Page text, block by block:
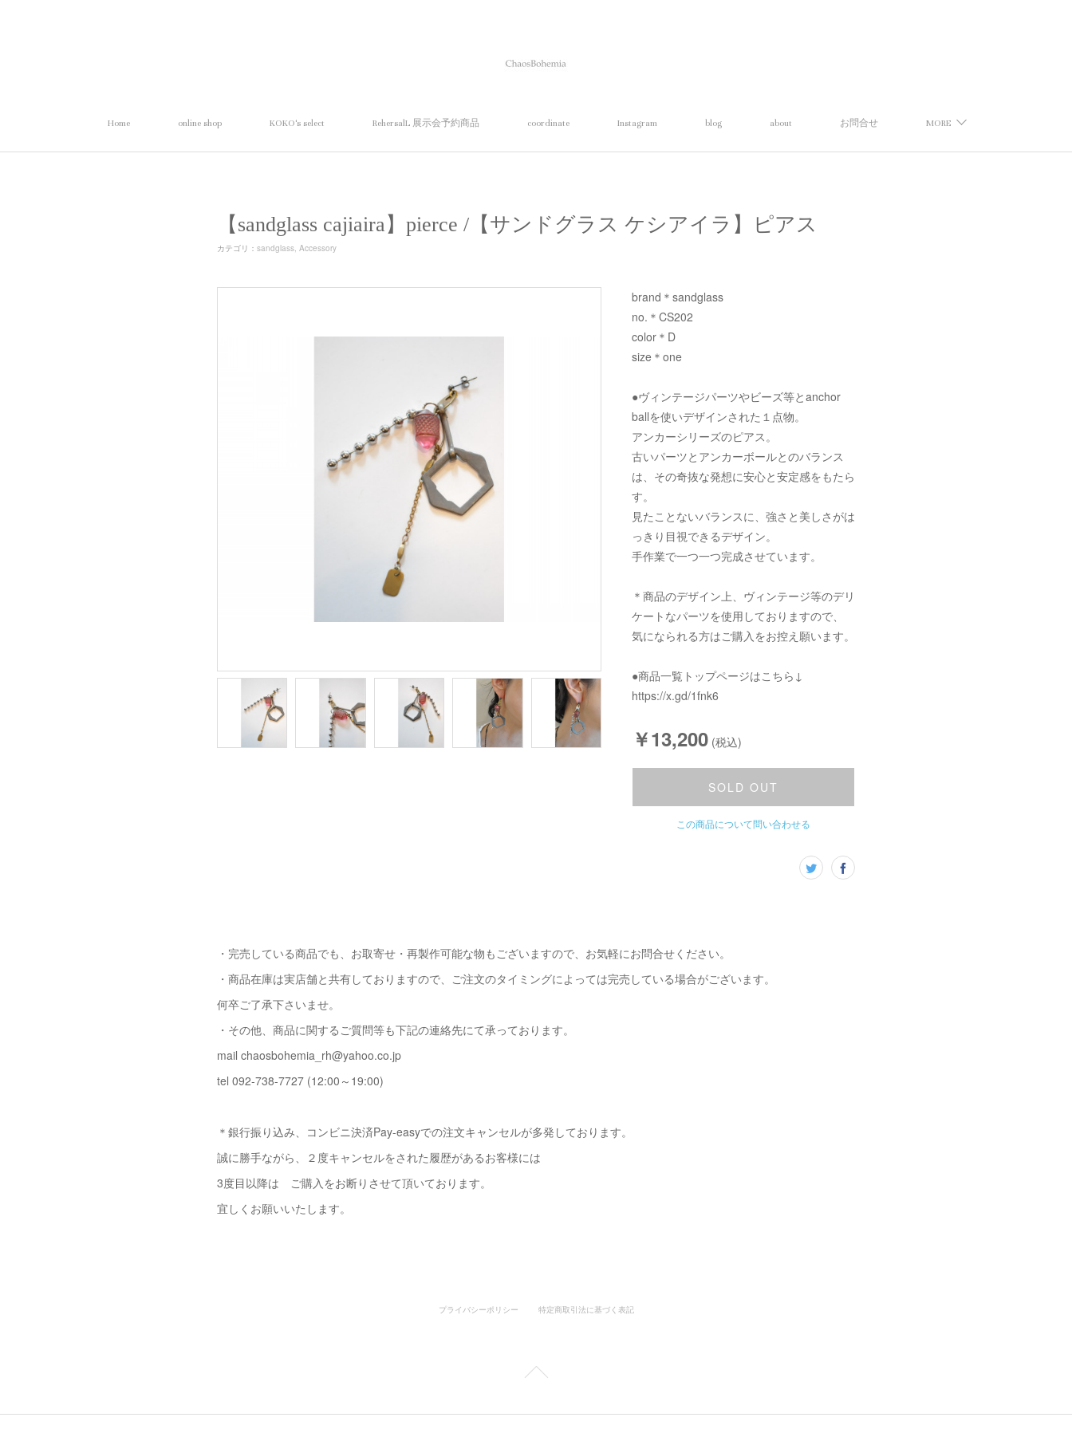
Home online shop KOKO's select RehersalL 展示会予約商品 coordinate Instagram blog about お問合せ MORE
【sandglass cajiaira】pierce /【サンドグラス ケシアイラ】ピアス
カテゴリ ： sandglass Accessory
brand＊sandglass
no.＊CS202
color＊D
size＊one
●ヴィンテージパーツやビーズ等とanchor
ballを使いデザインされた１点物。
アンカーシリーズのピアス。
古いパーツとアンカーボールとのバランス
は、その奇抜な発想に安心と安定感をもたら
す。
見たことないバランスに、強さと美しさがは
っきり目視できるデザイン。
手作業で一つ一つ完成させています。
＊商品のデザイン上、ヴィンテージ等のデリ
ケートなパーツを使用しておりますので、
気になられる方はご購入をお控え願います。
●商品一覧トップページはこちら↓
https://x.gd/1fnk6
￥13,200 (税込)
SOLD OUT
この商品について問い合わせる
・完売している商品でも、お取寄せ・再製作可能な物もございますので、お気軽にお問合せください。
・商品在庫は実店舗と共有しておりますので、ご注文のタイミングによっては完売している場合がございます。
何卒ご了承下さいませ。
・その他、商品に関するご質問等も下記の連絡先にて承っております。
mail chaosbohemia_rh@yahoo.co.jp
tel 092-738-7727 (12:00～19:00)
＊銀行振り込み、コンビニ決済Pay-easyでの注文キャンセルが多発しております。
誠に勝手ながら、２度キャンセルをされた履歴があるお客様には
3度目以降は ご購入をお断りさせて頂いております。
宜しくお願いいたします。
プライバシーポリシー 特定商取引法に基づく表記